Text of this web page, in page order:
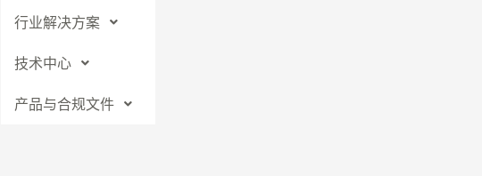
行业解决方案
技术中心
产品与合规文件